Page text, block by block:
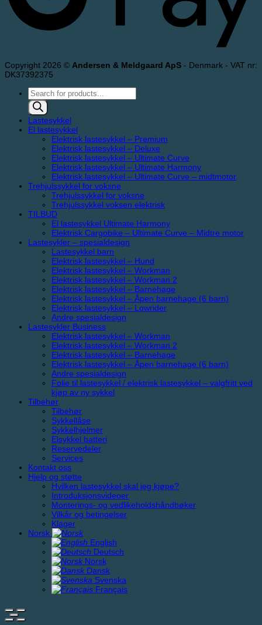
Copyright 2026 © Andersen & Meldgaard ApS - Denmark - VAT nr:
DK37392375
Products
search
Lastesykkel
El lastesykkel
Elektrisk lastesykkel – Premium
Elektrisk lastesykkel – Deluxe
Elektrisk lastesykkel – Ultimate Curve
Elektrisk lastesykkel – Ultimate Harmony
Elektrisk lastesykkel – Ultimate Curve – midtmotor
Trehjulssykkel for voksne
Trehjulssykkel for voksne
Trehjulssykkel voksen elektrisk
TILBUD
El lastesykkel Ultimate Harmony
Elektrisk Cargobike – Ultimate Curve – Midtre motor
Lastesykler – spesialdesign
Lastesykkel barn
Elektrisk lastesykkel – Hund
Elektrisk lastesykkel – Workman
Elektrisk lastesykkel – Workman 2
Elektrisk lastesykkel – Barnehage
Elektrisk lastesykkel – Åpen barnehage (6 barn)
Elektrisk lastesykkel – Lowrider
Andre spesialdesign
Lastesykler Business
Elektrisk lastesykkel – Workman
Elektrisk lastesykkel – Workman 2
Elektrisk lastesykkel – Barnehage
Elektrisk lastesykkel – Åpen barnehage (6 barn)
Andre spesialdesign
Folie til lastesykkel / elektrisk lastesykkel – valgfritt ved
kjøp av ny sykkel
Tilbehør
Tilbehør
Sykkellåse
Sykkelhjelmer
Elsykkel batteri
Reservedeler
Services
Kontakt oss
Hjelp og støtte
Hvilken lastesykkel skal jeg kjøpe?
Introduksjonsvideoer
Monterings- og vedlikeholdshåndbøker
Vilkår og betingelser
Klager
Norsk
English
Deutsch
Norsk
Dansk
Svenska
Français